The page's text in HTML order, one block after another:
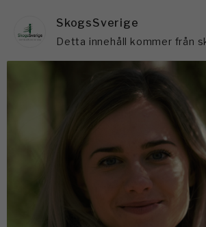
SkogsSverige
Detta innehåll kommer från